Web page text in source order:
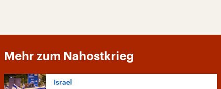
Mehr zum Nahostkrieg
Israel